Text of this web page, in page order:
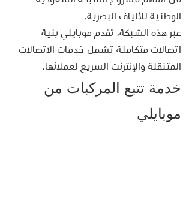
الوطنية للألياف البصرية.
عبر هذه الشبكة، تقدم موبايلي بنية
اتصالات متكاملة تشمل خدمات الاتصالات
المتنقلة والإنترنت السريع لعملائها.
خدمة تتبع المركبات من
موبايلي